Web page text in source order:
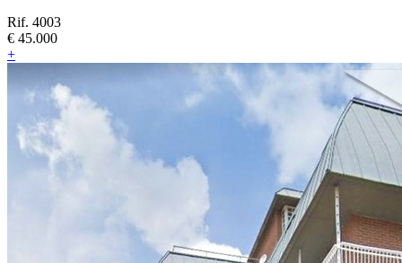
Rif. 4003
€ 45.000
+